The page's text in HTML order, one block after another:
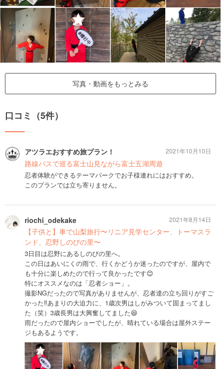
写真・動画をもっとみる
口コミ（5件）
アツラエおすすめ旅プラン！
路線バスで巡る富士山見ながら富士五湖周遊
忍者体験ができるテーマパークでお子様連れにはおすすめ。
このプランでは立ち寄りません。
2021年10月10日
riochi_odekake
【子供と】車で山梨旅行〜リニア見学センター、トーマスラ
ンド、忍野しのびの里〜
3日目は忍野にあるしのびの里へ。
この日はあいにくの雨で、行くかどうか迷ったのですが、屋内で
も十分に楽しめたので行って良かったです😊
特にオススメなのは「忍者ショー」。
撮影NGだったので写真がありませんが、忍者達の立ち回りがすご
かった‼️あまりの大迫力に、1歳次男はしがみついて固まってまし
た（笑）3歳長男は大興奮してました😆
雨だったので屋内ショーでしたが、晴れている場合は屋外ステー
ジもあるようです。
2021年8月14日